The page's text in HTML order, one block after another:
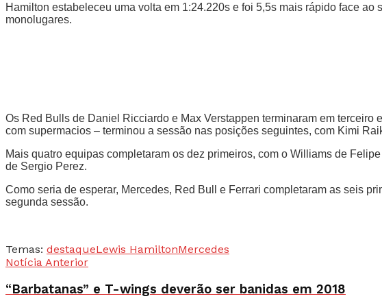
Hamilton estabeleceu uma volta em 1:24.220s e foi 5,5s mais rápido face
monolugares.
Os Red Bulls de Daniel Ricciardo e Max Verstappen terminaram em
com supermacios – terminou a sessão nas posições seguintes, com Kimi
Mais quatro equipas completaram os dez primeiros, com o Williams de
de Sergio Perez.
Como seria de esperar, Mercedes, Red Bull e Ferrari completaram as seis
segunda sessão.
Temas: destaqueLewis HamiltonMercedes
Notícia Anterior
“Barbatanas” e T-wings deverão ser banidas em 2018